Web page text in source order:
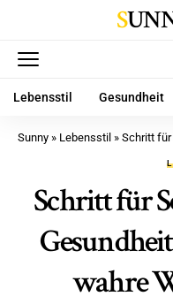
Lebensstil Gesundheit
Sunny » Lebensstil » Schritt für
Schritt für
wahre